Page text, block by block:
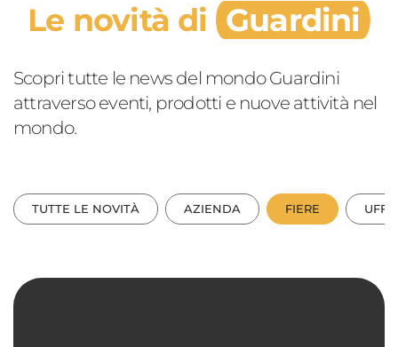
Le novità di Guardini
Scopri tutte le news del mondo Guardini
attraverso eventi, prodotti e nuove attività nel
mondo.
TUTTE LE NOVITÀ AZIENDA FIERE